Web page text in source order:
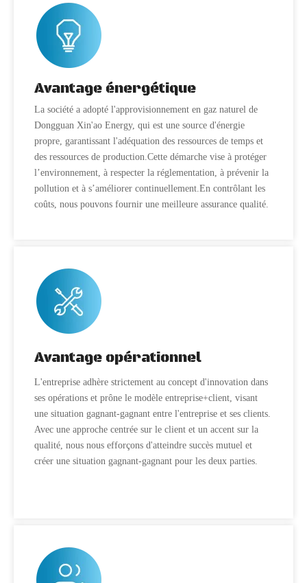
Avantage énergétique
La société a adopté l'approvisionnement en gaz naturel de
Dongguan Xin'ao Energy, qui est une source d'énergie
propre, garantissant l'adéquation des ressources de temps et
des ressources de production.Cette démarche vise à protéger
l’environnement, à respecter la réglementation, à prévenir la
pollution et à s’améliorer continuellement.En contrôlant les
coûts, nous pouvons fournir une meilleure assurance qualité.
Avantage opérationnel
L'entreprise adhère strictement au concept d'innovation dans
ses opérations et prône le modèle entreprise+client, visant
une situation gagnant-gagnant entre l'entreprise et ses clients.
Avec une approche centrée sur le client et un accent sur la
qualité, nous nous efforçons d'atteindre succès mutuel et
créer une situation gagnant-gagnant pour les deux parties.